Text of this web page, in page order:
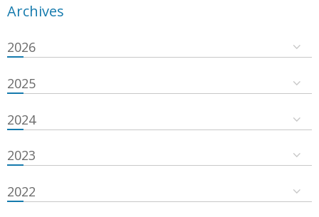
Archives
2026
2025
2024
2023
2022